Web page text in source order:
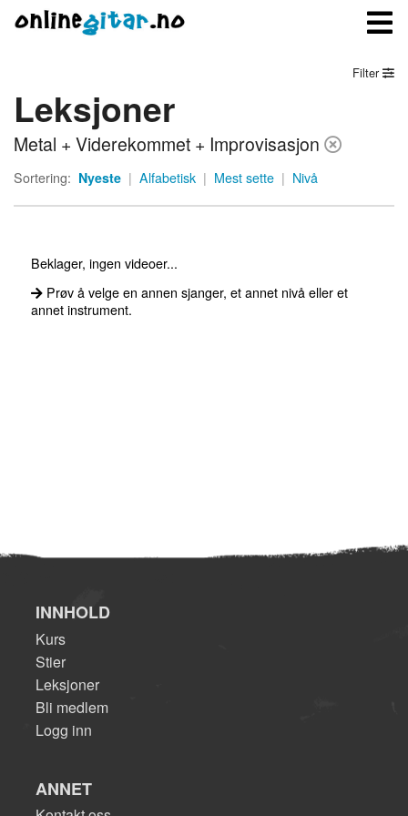
Meny
Logg inn
Filter
Leksjoner
Metal + Viderekommet + Improvisasjon
Sortering: Nyeste | Alfabetisk | Mest sette | Nivå
Beklager, ingen videoer...
Prøv å velge en annen sjanger, et annet nivå eller et
annet instrument.
INNHOLD
Kurs
Stier
Leksjoner
Bli medlem
Logg inn
ANNET